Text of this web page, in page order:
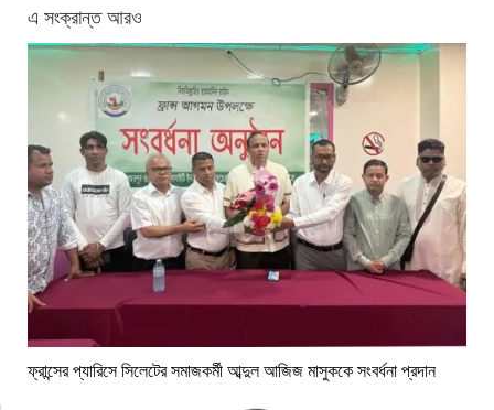
এ সংক্রান্ত আরও
ফ্রান্সের প্যারিসে সিলেটের সমাজকর্মী আব্দুল আজিজ মাসুককে সংবর্ধনা প্রদান